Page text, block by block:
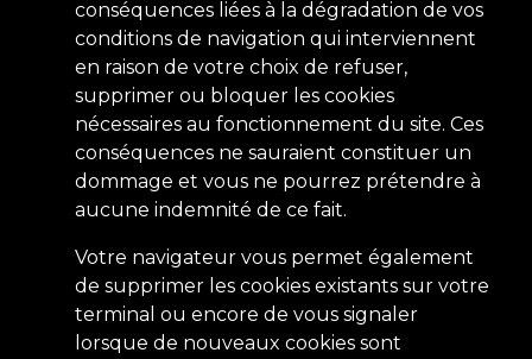
conséquences liées à la dégradation de vos
conditions de navigation qui interviennent
en raison de votre choix de refuser,
supprimer ou bloquer les cookies
nécessaires au fonctionnement du site. Ces
conséquences ne sauraient constituer un
dommage et vous ne pourrez prétendre à
aucune indemnité de ce fait.
Votre navigateur vous permet également
de supprimer les cookies existants sur votre
terminal ou encore de vous signaler
lorsque de nouveaux cookies sont